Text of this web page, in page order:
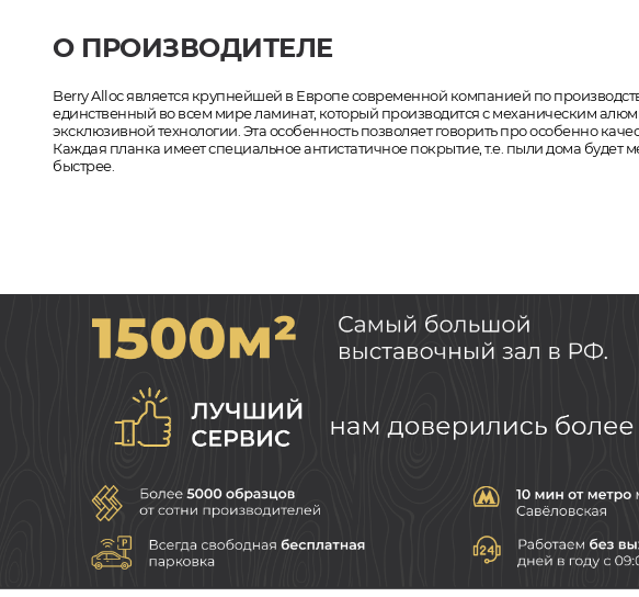
О ПРОИЗВОДИТЕЛЕ
Berry Alloc является крупнейшей в Европе современной компанией по
единственный во всем мире ламинат, который производится с механическим
эксклюзивной технологии. Эта особенность позволяет говорить про особенно
Каждая планка имеет специальное антистатичное покрытие, т.е. пыли дома будет
быстрее.